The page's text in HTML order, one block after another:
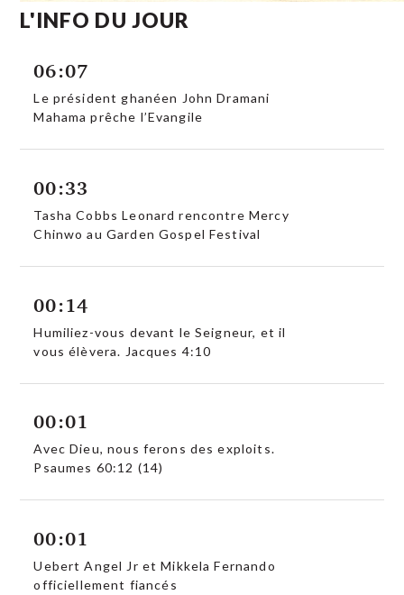
L'INFO DU JOUR
06:07
Le président ghanéen John Dramani
Mahama prêche l’Evangile
00:33
Tasha Cobbs Leonard rencontre Mercy
Chinwo au Garden Gospel Festival
00:14
Humiliez-vous devant le Seigneur, et il
vous élèvera. Jacques 4:10
00:01
Avec Dieu, nous ferons des exploits.
Psaumes 60:12 (14)
00:01
Uebert Angel Jr et Mikkela Fernando
officiellement fiancés